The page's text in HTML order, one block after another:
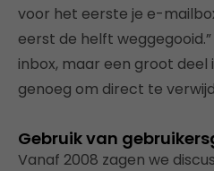
voor het eerste je e-
eerst de helft
inbox, maar een groot
genoeg om direct te
Gebruik van
Vanaf 2008 zagen we